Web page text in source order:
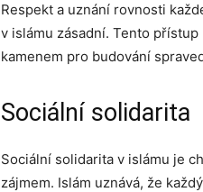
Respekt a uznání rovnosti
v islámu zásadní. Tento
kamenem pro budování
Sociální solidarita
Sociální solidarita v islámu je
zájmem. Islám uznává, že